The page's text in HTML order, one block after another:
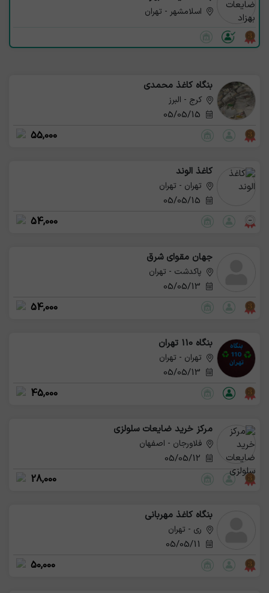
اسلامشهر - تهران
بنگاه کاغذ محمدی
کرج - البرز
55,000
کاغذ الوند
تهران - تهران
54,000
جهان مقوای شرق
پاکدشت - تهران
54,000
بنگاه 110 تهران
تهران - تهران
45,000
مرکز خرید ضایعات سلولزی
فلاورجان - اصفهان
28,000
بنگاه کاغذ مهربانی
ری - تهران
50,000